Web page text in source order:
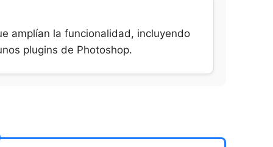
amplían la funcionalidad, incluyendo
plugins de Photoshop.